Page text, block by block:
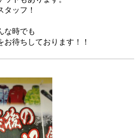
タッフ！
な時でも
待ちしております！！